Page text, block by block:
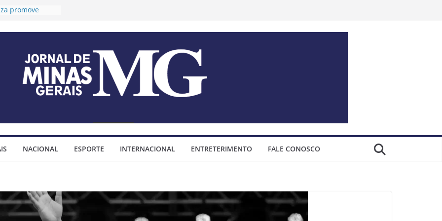
promove
públicas
Diretor e do
assina
construção
NACIONAL ESPORTE INTERNACIONAL ENTRETERIMENTO FALE CONOSCO